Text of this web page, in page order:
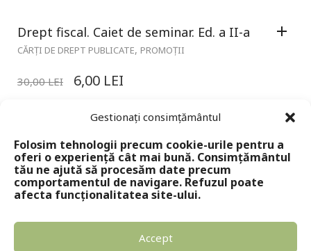
Gestionați consimțământul
Folosim tehnologii precum cookie-urile pentru a
oferi o experiență cât mai bună. Consimțământul
tău ne ajută să procesăm date precum
comportamentul de navigare. Refuzul poate
afecta funcționalitatea site-ului.
Accept
Drept fiscal. Caiet de seminar. Ed. a II-a
CĂRȚI DE DREPT PUBLICATE, PROMOȚII
30,00LEI 6,00 LEI